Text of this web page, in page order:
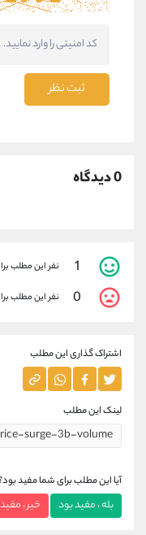
ثبت نظر
0 دیدگاه
1 نفر این مطلب
0 نفر این مطلب
اشتراک گذاری این مطلب
لینک این مطلب
آیا این مطلب برای شما مفید
بله ، مفید بود خیر ،